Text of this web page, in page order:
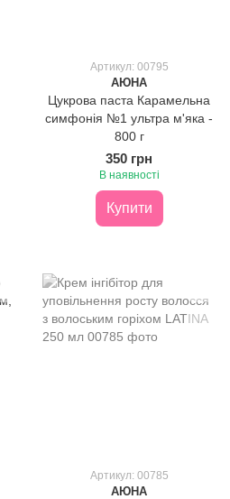
Артикул: 00795
АЮНА
Цукрова паста Карамельна
симфонія №1 ультра м'яка -
800 г
350 грн
В наявності
Купити
Артикул: 00785
АЮНА